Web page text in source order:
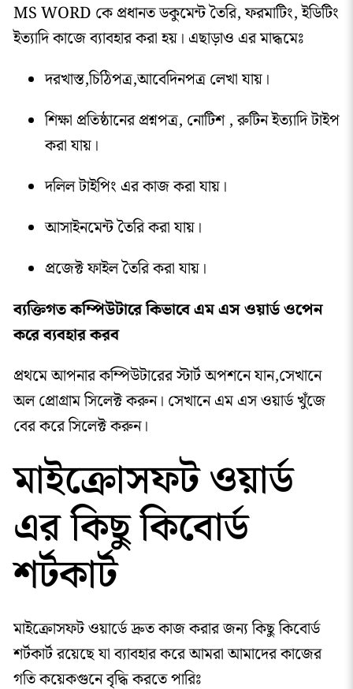
MS WORD কে প্রধানত ডকুমেন্ট তৈরি, ফরমাটিং, ইডিটিং
ইত্যাদি কাজে ব্যাবহার করা হয়। এছাড়াও এর মাদ্ধমেঃ
দরখাস্ত,চিঠিপত্র,আবেদিনপত্র লেখা যায়।
শিক্ষা প্রতিষ্ঠানের প্রশ্নপত্র, নোটিশ , রুটিন ইত্যাদি টাইপ
করা যায়।
দলিল টাইপিং এর কাজ করা যায়।
আসাইনমেন্ট তৈরি করা যায়।
প্রজেক্ট ফাইল তৈরি করা যায়।
ব্যক্তিগত কম্পিউটারে কিভাবে এম এস ওয়ার্ড ওপেন
করে ব্যবহার করব
প্রথমে আপনার কম্পিউটারের স্টার্ট অপশনে যান,সেখানে
অল প্রোগ্রাম সিলেক্ট করুন। সেখানে এম এস ওয়ার্ড খুঁজে
বের করে সিলেক্ট করুন।
মাইক্রোসফট ওয়ার্ড
এর কিছু কিবোর্ড
শর্টকার্ট
মাইক্রোসফট ওয়ার্ডে দ্রুত কাজ করার জন্য কিছু কিবোর্ড
শর্টকার্ট রয়েছে যা ব্যাবহার করে আমরা আমাদের কাজের
গতি কয়েকগুনে বৃদ্ধি করতে পারিঃ